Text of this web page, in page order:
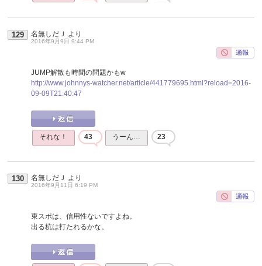
129 名無しだＪ より
2016年9月9日 9:44 PM
JUMP解散も時間の問題かもw
http://www.johnnys-watcher.net/article/441779695.html?reload=2016-
09-09T21:40:47
それな！ 43 うーん… 23
130 名無しだＪ より
2016年9月11日 6:19 PM
東スポは、信用性ないですよね。
出る杭は打たれるかな。